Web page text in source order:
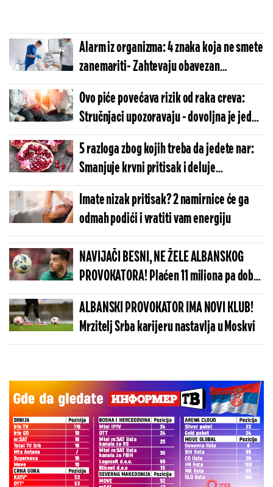
Alarm iz organizma: 4 znaka koja ne smete
zanemariti- Zahtevaju obavezan
kolonoskopski pregled
Ovo piće povećava rizik od raka creva:
Stručnjaci upozoravaju - dovoljna je jedna
čašica
5 razloga zbog kojih treba da jedete nar:
Smanjuje krvni pritisak i deluje
protivupalno
Imate nizak pritisak? 2 namirnice će ga
odmah podići i vratiti vam energiju
NAVIJAČI BESNI, NE ŽELE ALBANSKOG
PROVOKATORA! Plaćen 11 miliona pa dobio
brutalnu poruku
ALBANSKI PROVOKATOR IMA NOVI KLUB!
Mrzitelj Srba karijeru nastavlja u Moskvi